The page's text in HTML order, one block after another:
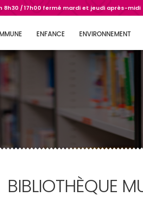
8h30 / 17h00 fermé mardi et jeudi après-midi
ENFANCE ENVIRONNEMENT
BIBLIOTHÈQUE